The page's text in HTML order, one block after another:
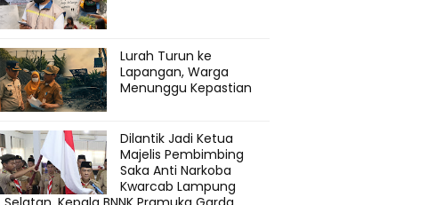
Lurah Turun ke
Lapangan, Warga
Menunggu Kepastian
Dilantik Jadi Ketua
Majelis Pembimbing
Saka Anti Narkoba
Kwarcab Lampung